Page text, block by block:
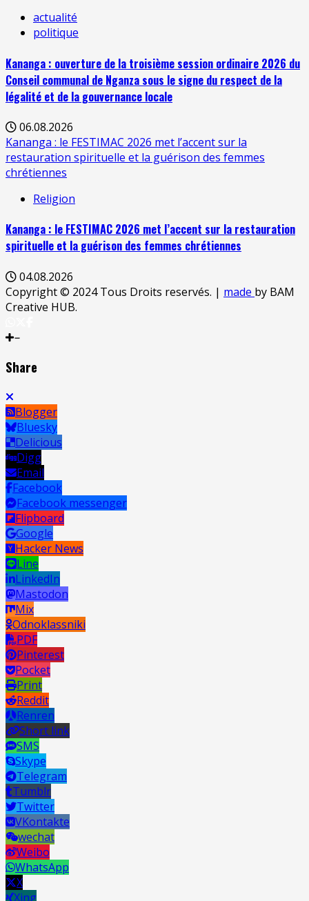
actualité
politique
Kananga : ouverture de la troisième session ordinaire 2026 du
Conseil communal de Nganza sous le signe du respect de la
légalité et de la gouvernance locale
06.08.2026
Kananga : le FESTIMAC 2026 met l’accent sur la
restauration spirituelle et la guérison des femmes
chrétiennes
Religion
Kananga : le FESTIMAC 2026 met l’accent sur la restauration
spirituelle et la guérison des femmes chrétiennes
04.08.2026
Copyright © 2024 Tous Droits reservés. | made by BAM
Creative HUB.
Share
Blogger
Bluesky
Delicious
Digg
Email
Facebook
Facebook messenger
Flipboard
Google
Hacker News
Line
LinkedIn
Mastodon
Mix
Odnoklassniki
PDF
Pinterest
Pocket
Print
Reddit
Renren
Short link
SMS
Skype
Telegram
Tumblr
Twitter
VKontakte
wechat
Weibo
WhatsApp
X
Xing